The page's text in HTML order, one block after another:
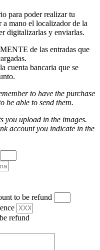
para poder realizar tu
mano el localizador de la
digitalizarlas y enviarlas.
de las entradas que
cuenta bancaria que se
to have the purchase
be able to send them.
you upload in the images.
account you indicate in the
to be refund
refund